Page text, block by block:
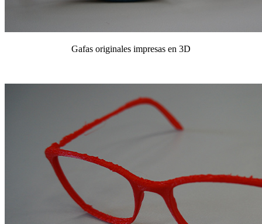
Gafas originales impresas en 3D